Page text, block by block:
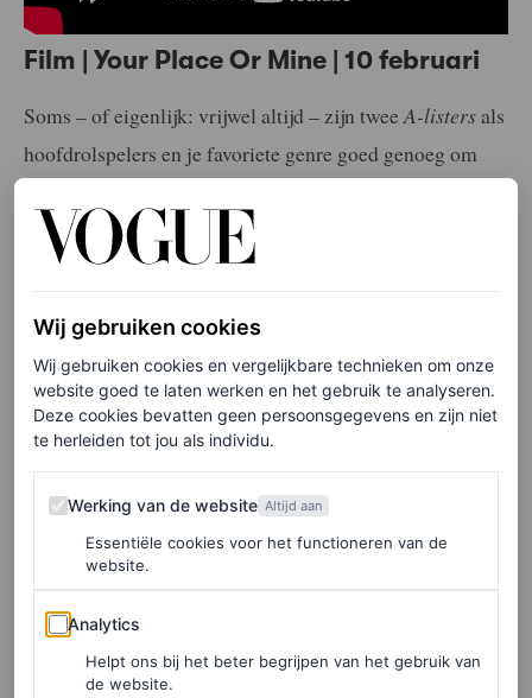
Film | Your Place Or Mine | 10 februari
Soms – of eigenlijk: vrijwel altijd – zijn twee A-listersals
hoofdrolspelers en je favoriete genre goed genoeg om
is precies dat. Genre? Romantische komedie.
Hoofdrolspelers? Reese Witherspoon en Ashton
beste vrienden Debbie en Peter (Witherspoon en
Kutcher, uiteraard) een week van huis ruilen (van New
York naar Los Angeles en vice versa), krijgen ze een
kijkje in elkaars leven, dat nieuwe deuren opent. De
perfecte film voor een filmavond met vriendinnen.
Wij gebruiken cookies
Wij gebruiken cookies en vergelijkbare technieken om onze
website goed te laten werken en het gebruik te analyseren.
Deze cookies bevatten geen persoonsgegevens en zijn niet
te herleiden tot jou als individu.
Werking van de website
Werking van de website Altijd aan
Essentiële cookies voor het functioneren van de
website.
Analytics
Analytics
Helpt ons bij het beter begrijpen van het gebruik van
de website.